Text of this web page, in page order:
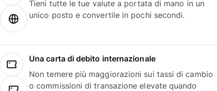
Tieni tutte le tue valute a portata di mano in un
unico posto e convertile in pochi secondi.
Una carta di debito internazionale
Non temere più maggiorazioni sui tassi di cambio
o commissioni di transazione elevate quando